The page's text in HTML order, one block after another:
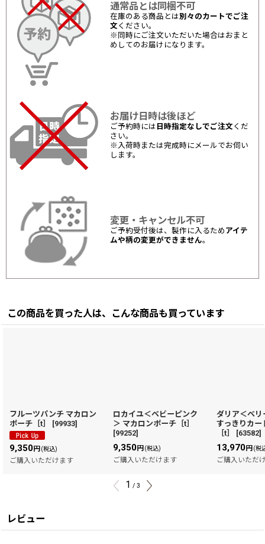
通常品とは同梱不可
在庫のある商品とは別々のカートでご注
文 ください。
※同時にご注文いただいた場合はおまと
めしてのお届けになります。
お届け日時は後ほど
ご予約時には 日時指定なしでご注文 くだ
さい。
※入荷時または完成時にメールでお伺い
します。
変更・キャンセル不可
ご予約受付後は、製作に入るため アイテ
ムや柄の変更ができません。
この商品を買った人は、こんな商品も買っています
フルーツパンチ マカロン
ポーチ［t］
[99933]
9,350円(税込)
ご購入いただけます
ロカイユ＜ベビーピンク
＞ マカロンポーチ［t］
[99252]
9,350円(税込)
ご購入いただけます
ダリア＜ベリ
すっきりカー
［t］
[63582]
13,970円(税
ご購入いただ
1 / 3
レビュー